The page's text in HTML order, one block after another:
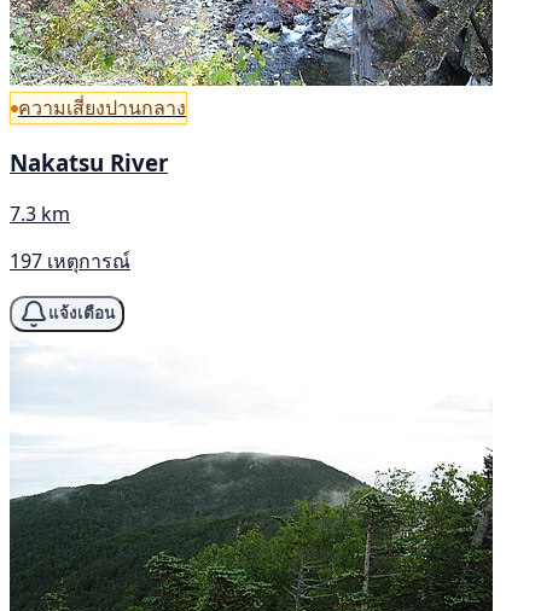
ความเสี่ยงปานกลาง
Nakatsu River
7.3 km
197 เหตุการณ์
แจ้งเตือน